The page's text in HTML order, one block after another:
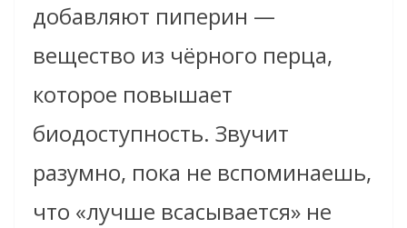
добавляют пиперин —
вещество из чёрного перца,
которое повышает
биодоступность. Звучит
разумно, пока не вспоминаешь,
что «лучше всасывается» не